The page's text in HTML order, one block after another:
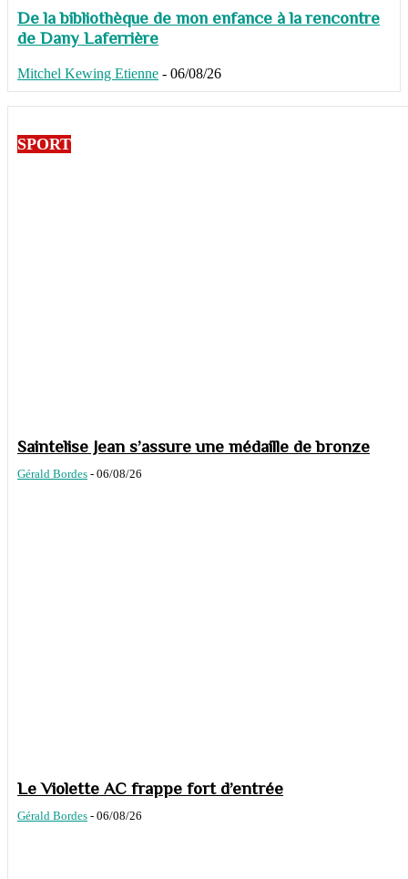
De la bibliothèque de mon enfance à la rencontre
de Dany Laferrière
Mitchel Kewing Etienne - 06/08/26
SPORT
Saintelise Jean s’assure une médaille de bronze
Gérald Bordes - 06/08/26
Le Violette AC frappe fort d’entrée
Gérald Bordes - 06/08/26